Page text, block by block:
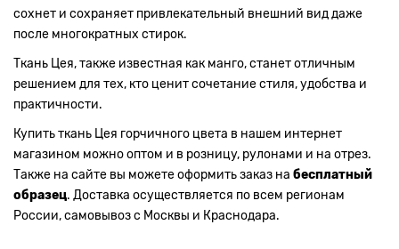
сохнет и сохраняет привлекательный внешний вид даже
после многократных стирок.
Ткань Цея, также известная как манго, станет отличным
решением для тех, кто ценит сочетание стиля, удобства и
практичности.
Купить ткань Цея горчичного цвета в нашем интернет
магазином можно оптом и в розницу, рулонами и на отрез.
Также на сайте вы можете оформить заказ на бесплатный
образец. Доставка осуществляется по всем регионам
России, самовывоз с Москвы и Краснодара.